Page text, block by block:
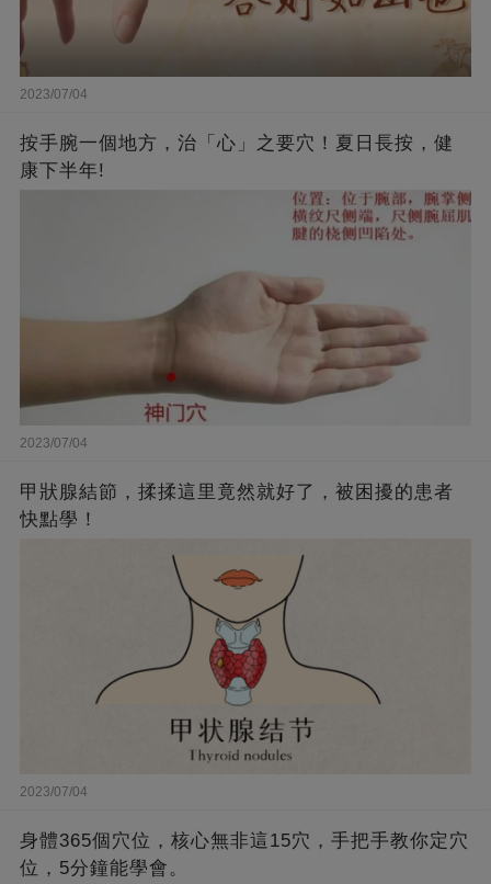
2023/07/04
按手腕一個地方，治「心」之要穴！夏日長按，健
康下半年!
2023/07/04
甲狀腺結節，揉揉這里竟然就好了，被困擾的患者
快點學！
2023/07/04
身體365個穴位，核心無非這15穴，手把手教你定穴
位，5分鐘能學會。